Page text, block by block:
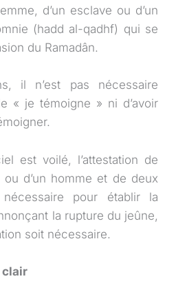
d’un esclave ou d’un
(hadd al-qadhf) qui se
du Ramadân.
il n’est pas nécessaire
« je témoigne » ni d’avoir
est voilé, l’attestation de
d’un homme et de deux
pour établir la
la rupture du jeûne,
soit nécessaire.
clair